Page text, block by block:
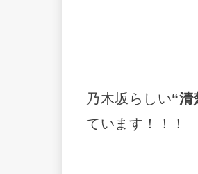
乃木坂らしい“清
ています！！！